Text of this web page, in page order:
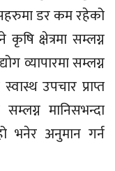
डर कम रहेको
क्षेत्रमा सम्लग्न
व्यापारमा सम्लग्न
उपचार प्राप्त
मानिसभन्दा
भनेर अनुमान गर्न